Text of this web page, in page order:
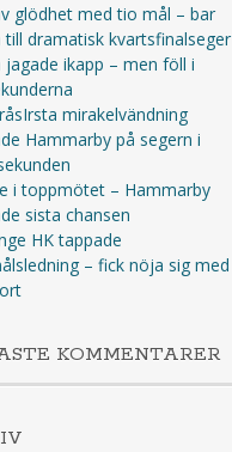
glödhet med tio mål – bar
till dramatisk kvartsfinalseger
jagade ikapp – men föll i
mirakelvändning
Hammarby på segern i
i toppmötet – Hammarby
sista chansen
HK tappade
– fick nöja sig med
KOMMENTARER